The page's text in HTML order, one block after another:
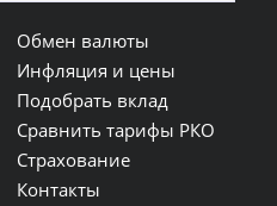
Обмен валюты
Инфляция и цены
Подобрать вклад
Сравнить тарифы РКО
Страхование
Контакты